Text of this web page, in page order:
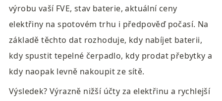
výrobu vaší FVE, stav baterie, aktuální ceny
elektřiny na spotovém trhu i předpověď počasí. Na
základě těchto dat rozhoduje, kdy nabíjet baterii,
kdy spustit tepelné čerpadlo, kdy prodat přebytky a
kdy naopak levně nakoupit ze sítě.
Výsledek? Výrazně nižší účty za elektřinu a rychlejší